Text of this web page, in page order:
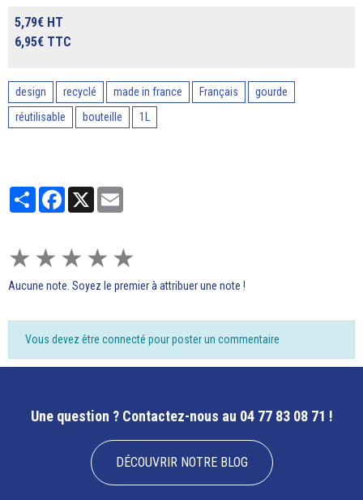
5,79€ HT
6,95€ TTC
design recyclé made in france Français
gourde
réutilisable
bouteille 1L
PartagerFacebook
X
★ ★ ★ ★ ★
Aucune note. Soyez le premier à attribuer une note !
Vous devez être connecté pour poster un commentaire
Une question ? Contactez-nous au 04 77 83 08 71 !
DÉCOUVRIR NOTRE BLOG